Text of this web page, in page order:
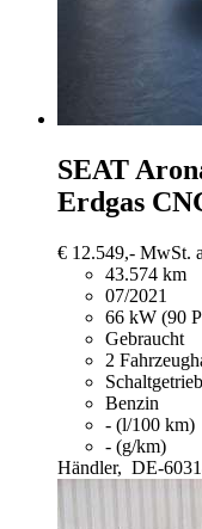
SEAT
Erdgas
€ 12.549,- MwSt.
43.574 km
07/2021
66 kW (90
Gebraucht
2
Benzin
- (l/100 km)
- (g/km)
Händler, DE-